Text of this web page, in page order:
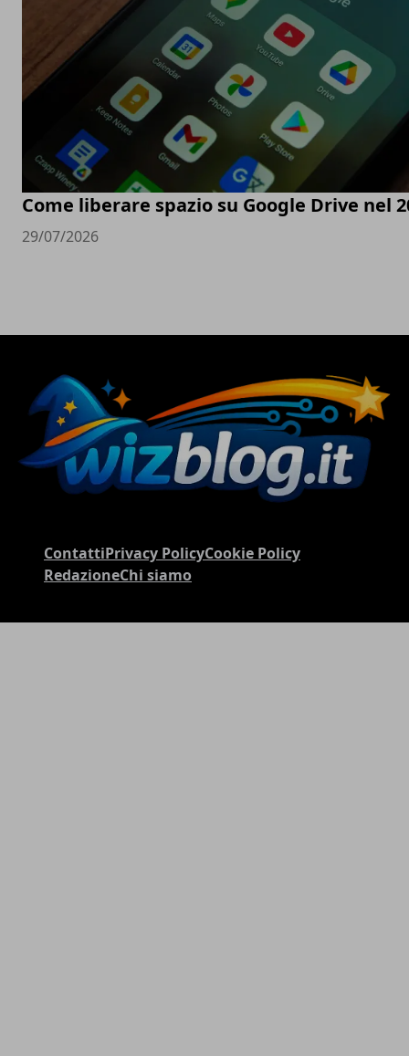
Come liberare spazio su Google Drive nel
29/07/2026
ContattiPrivacy PolicyCookie Policy
RedazioneChi siamo